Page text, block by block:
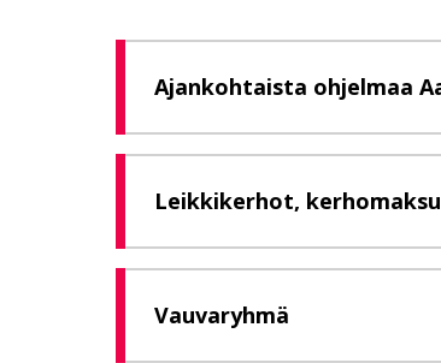
Ajankohtaista ohjelmaa
Leikkikerhot,
Vauvaryhmä